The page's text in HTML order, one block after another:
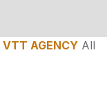
VTT AGENCYAll